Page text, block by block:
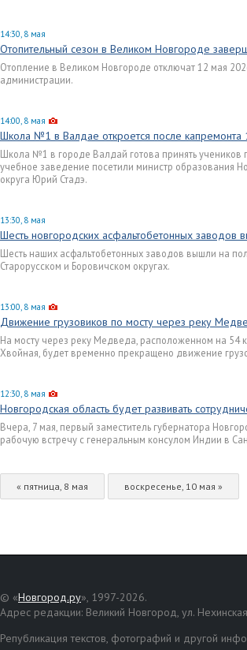
14:30, 8 мая
Отопительный сезон в Великом Новгороде
Отопление в Великом Новгороде отключат 12 мая
администрации.
14:00, 8 мая
Школа №1 в Валдае откроется после капремонта
Школа №1 в городе Валдай готова принять учеников
учебное заведение посетили министр образования
округа Юрий Стадэ.
13:30, 8 мая
Шесть новгородских асфальтобетонных заводов
Шесть наших асфальтобетонных заводов вышли на
Старорусском и Боровичском округах.
13:00, 8 мая
Движение грузовиков по мосту через реку
На мосту через реку Медведа, расположенном на 54
Хвойная, будет временно прекращено движение
12:30, 8 мая
Новгородская область будет развивать
Вчера, 7 мая, первый заместитель губернатора
рабочую встречу с генеральным консулом Индии в
« пятница, 8 мая воскресенье, 10 мая »
© «Новгород.ру», 1997-2026.
Адрес редакции: Великий Новгород, ул.
Републикация текстов, фотографий и другой